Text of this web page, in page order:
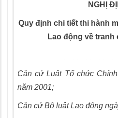
NGHỊ
Quy định chi tiết thi hành
Lao động về tranh
Căn cứ Luật Tổ chức
năm 2001;
Căn cứ Bộ luậtLao động